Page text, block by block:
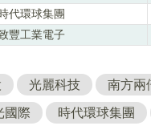
代環球集團
豐工業電子
光麗科技 南方兩
國際 時代環球集團